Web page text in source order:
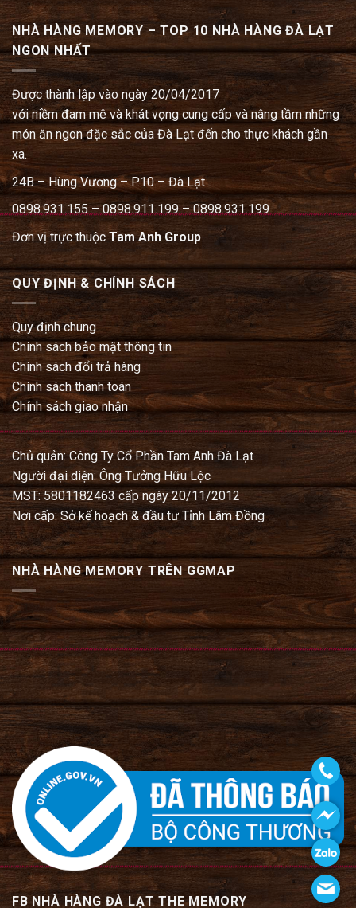
NHÀ HÀNG MEMORY – TOP 10 NHÀ HÀNG ĐÀ LẠT
NGON NHẤT
Được thành lập vào ngày 20/04/2017
với niềm đam mê và khát vọng cung cấp và nâng tầm những
món ăn ngon đặc sắc của Đà Lạt đến cho thực khách gần
xa.
24B – Hùng Vương – P.10 – Đà Lạt
0898.931.155 – 0898.911.199 – 0898.931.199
Đơn vị trực thuộcTam Anh Group
QUY ĐỊNH & CHÍNH SÁCH
Quy định chung
Chính sách bảo mật thông tin
Chính sách đổi trả hàng
Chính sách thanh toán
Chính sách giao nhận
Chủ quản: Công Ty Cổ Phần Tam Anh Đà Lạt
Người đại diện: Ông Tưởng Hữu Lộc
MST: 5801182463 cấp ngày 20/11/2012
Nơi cấp: Sở kế hoạch & đầu tư Tỉnh Lâm Đồng
NHÀ HÀNG MEMORY TRÊN GGMAP
FB NHÀ HÀNG ĐÀ LẠT THE MEMORY